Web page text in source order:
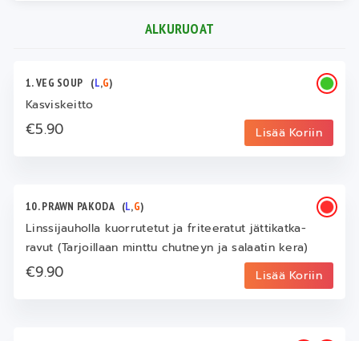
ALKURUOAT
1. VEG SOUP (L,G)
Kasviskeitto
€5.90 Lisää Koriin
10. PRAWN PAKODA (L,G)
Linssijauholla kuorrutetut ja friteeratut jättikatka-
ravut (Tarjoillaan minttu chutneyn ja salaatin kera)
€9.90 Lisää Koriin